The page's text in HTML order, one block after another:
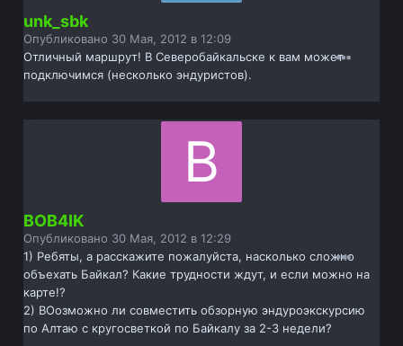
unk_sbk
Опубликовано 30 Мая, 2012 в 12:09
Отличный маршрут! В Северобайкальске к вам может
подключимся (несколько эндуристов).
BOB4IK
Опубликовано 30 Мая, 2012 в 12:29
1) Ребяты, а расскажите пожалуйста, насколько сложно
объехать Байкал? Какие трудности ждут, и если можно на
карте!?
2) ВОозможно ли совместить обзорную эндуроэкскурсию
по Алтаю с кругосветкой по Байкалу за 2-3 недели?